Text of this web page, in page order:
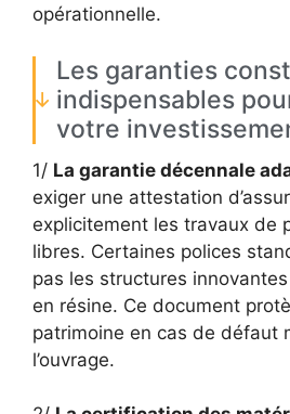
opérationnelle.
Les garanties
indispensables
votre
1/ La garantie décennale
exiger une attestation
explicitement les travaux de
libres. Certaines polices
pas les structures
en résine. Ce document
patrimoine en cas de défaut
l’ouvrage.